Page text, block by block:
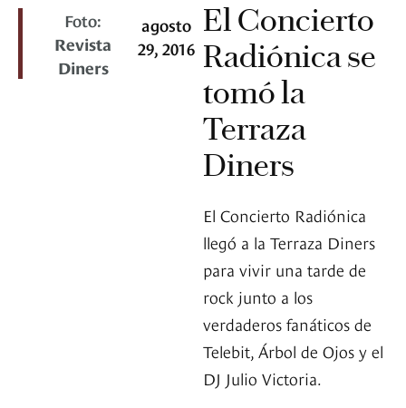
Foto:
Revista
Diners
agosto
29, 2016
El Concierto
Radiónica se
tomó la
Terraza
Diners
El Concierto Radiónica
llegó a la Terraza Diners
para vivir una tarde de
rock junto a los
verdaderos fanáticos de
Telebit, Árbol de Ojos y el
DJ Julio Victoria.